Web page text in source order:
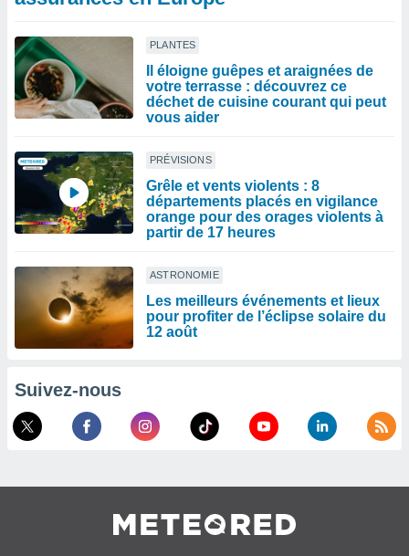
PLANTES
Il éloigne guêpes et araignées de
votre terrasse : découvrez ce
déchet de cuisine courant qui peut
vous aider
PRÉVISIONS
Grêle et vents violents : 8
départements placés en vigilance
orange pour des orages violents à
partir de 17 heures
ASTRONOMIE
Les meilleurs événements et lieux
pour profiter de l’éclipse solaire du
12 août
Suivez-nous